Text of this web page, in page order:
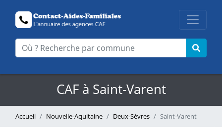
CAF à Saint-Varent
Accueil Nouvelle-Aquitaine Deux-Sèvres Saint-Varent